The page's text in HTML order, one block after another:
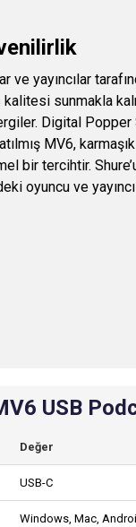
yayıncılar
sunmakla
Digital
MV6,
bir tercihtir.
oyuncu ve
USB
Değer
USB-C
Windows, Mac,